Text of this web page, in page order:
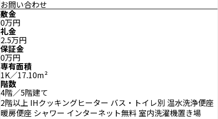
お問い合わせ
敷金
0万円
礼金
2.5万円
保証金
0万円
専有面積
1K／17.10m²
階数
4階／5階建て
2階以上 IHクッキングヒーター バス・トイレ別 温水洗浄便座
暖房便座 シャワー インターネット無料 室内洗濯機置き場